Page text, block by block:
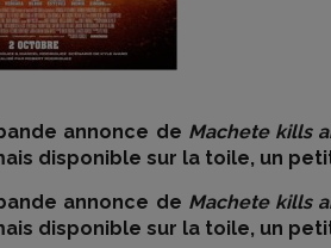
annonce de Machete kills
disponible sur la toile, un
annonce de Machete kills
disponible sur la toile, un